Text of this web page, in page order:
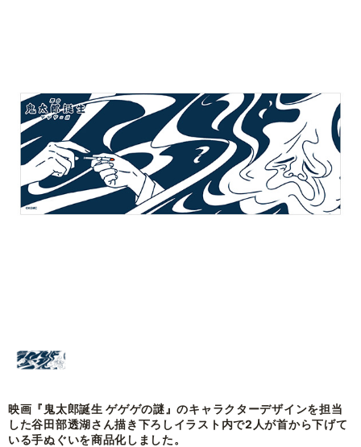
映画『鬼太郎誕生 ゲゲゲの謎』のキャラクターデザインを担当
した谷田部透湖さん描き下ろしイラスト内で2人が首から下げて
いる手ぬぐいを商品化しました。